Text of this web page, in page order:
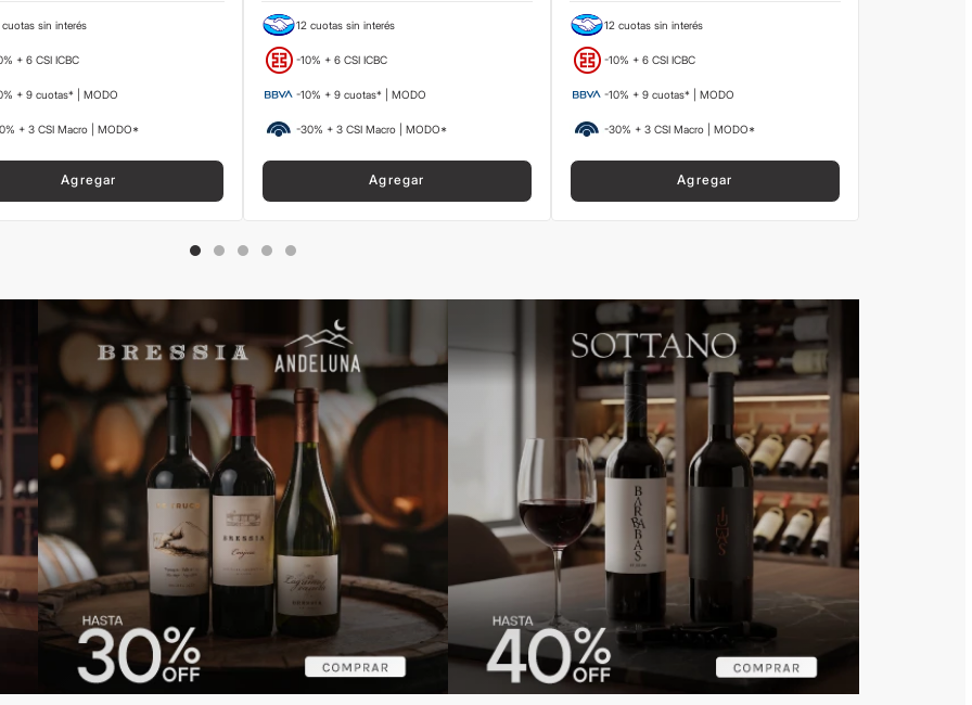
cuotas sin interés
+ 6 CSI ICBC
+ 9 cuotas* | MODO
+ 3 CSI Macro | MODO*
Agregar
12 cuotas sin interés
-10% + 6 CSI ICBC
-10% + 9 cuotas* | MODO
-30% + 3 CSI Macro | MODO*
Agregar
12 cuotas sin interés
-10% + 6 CSI ICBC
-10% + 9 cuotas* | MODO
-30% + 3 CSI Macro | MODO*
Agregar